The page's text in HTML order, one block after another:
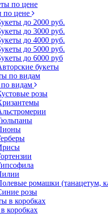
по цене
до 2000 руб.
до 3000 руб.
до 4000 руб.
до 5000 руб.
до 6000 руб
букеты
видам
розы
ромашки (танацетум,
розы
коробках